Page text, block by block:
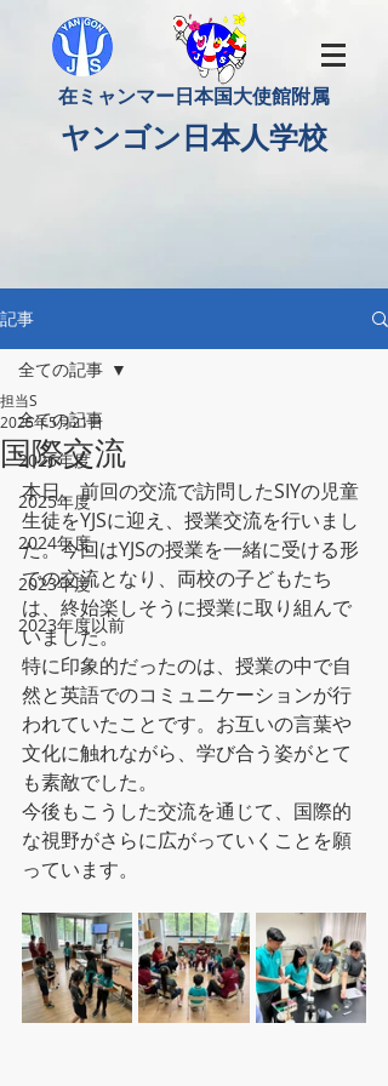
​在ミャンマー日本国大使館附属
​ヤンゴン日本人学校
記事
全ての記事
2026年度
2025年度
2024年度
2023年度
2023年度以前
全ての記事
国際交流
担当S
2025年5月21日
本日、前回の交流で訪問したSIYの児童
生徒をYJSに迎え、授業交流を行いまし
た。今回はYJSの授業を一緒に受ける形
での交流となり、両校の子どもたち
は、終始楽しそうに授業に取り組んで
いました。
特に印象的だったのは、授業の中で自
然と英語でのコミュニケーションが行
われていたことです。お互いの言葉や
文化に触れながら、学び合う姿がとて
も素敵でした。
今後もこうした交流を通じて、国際的
な視野がさらに広がっていくことを願
っています。